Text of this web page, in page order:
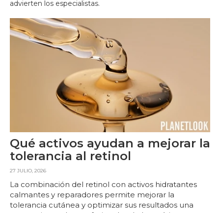
advierten los especialistas.
Qué activos ayudan a mejorar la
tolerancia al retinol
27 JULIO, 2026
La combinación del retinol con activos hidratantes
calmantes y reparadores permite mejorar la
tolerancia cutánea y optimizar sus resultados una